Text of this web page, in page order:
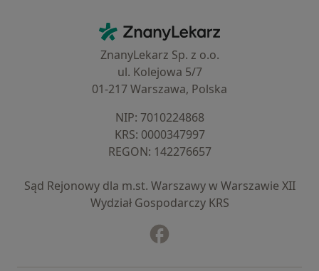
ZnanyLekarz - Strona główna
ZnanyLekarz Sp. z o.o.
ul. Kolejowa 5/7
01-217 Warszawa, Polska
NIP: ⁠7010224868
KRS: ⁠0000347997
REGON: ⁠142276657
Sąd Rejonowy dla m.st. Warszawy w Warszawie XII
Wydział Gospodarczy KRS